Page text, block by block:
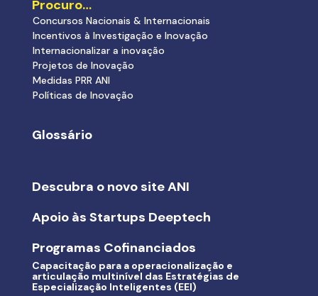
Procuro…
Concursos Nacionais & Internacionais
Incentivos à Investigação e Inovação
Internacionalizar a inovação
Projetos de Inovação
Medidas PRR ANI
Políticas de Inovação
Glossário
Descubra o novo site ANI
Apoio às Startups Deeptech
Programas Cofinanciados
Capacitação para a operacionalização e
articulação multinível das Estratégias de
Especialização Inteligentes (EEI)